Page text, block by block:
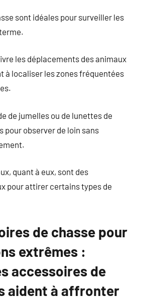
sont idéales pour surveiller les
les déplacements des animaux
à localiser les zones fréquentées
de jumelles ou de lunettes de
pour observer de loin sans
quant à eux, sont des
pour attirer certains types de
de chasse pour
extrêmes :
accessoires de
aident à affronter